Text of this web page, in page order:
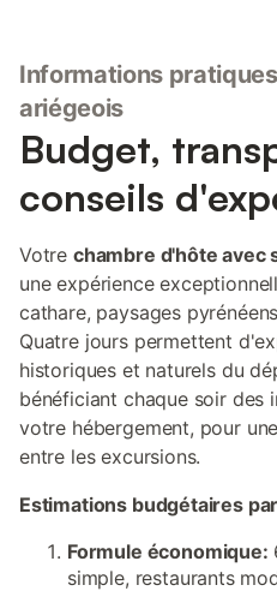
Informations
ariégeois
Budget,
conseils
Votre chambre d'hôte avec
une expérience
cathare, paysages
Quatre jours permettent
historiques et naturels du
bénéficiant chaque soir des
votre hébergement, pour
entre les excursions.
Estimations budgétaires
Formule économique:
simple, restaurants